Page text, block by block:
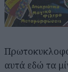
αυτά εδώ τα